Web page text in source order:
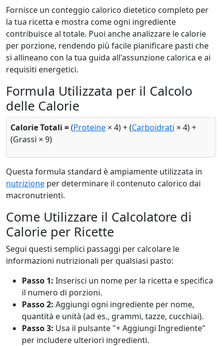
Fornisce un conteggio calorico dietetico completo per
la tua ricetta e mostra come ogni ingrediente
contribuisce al totale. Puoi anche analizzare le calorie
per porzione, rendendo più facile pianificare pasti che
si allineano con la tua guida all'assunzione calorica e ai
requisiti energetici.
Formula Utilizzata per il Calcolo
delle Calorie
Calorie Totali =(Proteine × 4) + (Carboidrati × 4) +
(Grassi × 9)
Questa formula standard è ampiamente utilizzata in
nutrizione per determinare il contenuto calorico dai
macronutrienti.
Come Utilizzare il Calcolatore di
Calorie per Ricette
Segui questi semplici passaggi per calcolare le
informazioni nutrizionali per qualsiasi pasto:
Passo 1: Inserisci un nome per la ricetta e specifica
il numero di porzioni.
Passo 2: Aggiungi ogni ingrediente per nome,
quantità e unità (ad es., grammi, tazze, cucchiai).
Passo 3: Usa il pulsante "+ Aggiungi Ingrediente"
per includere ulteriori ingredienti.